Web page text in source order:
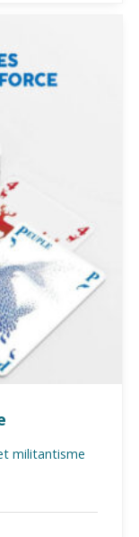
militantisme